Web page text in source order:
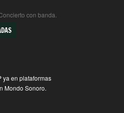
con banda.
ya en plataformas
Mondo Sonoro.